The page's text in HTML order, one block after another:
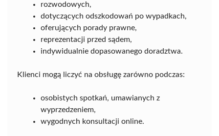
rozwodowych,
dotyczących odszkodowań po wypadkach,
oferujących porady prawne,
reprezentacji przed sądem,
indywidualnie dopasowanego doradztwa.
Klienci mogą liczyć na obsługę zarówno podczas:
osobistych spotkań, umawianych z
wyprzedzeniem,
wygodnych konsultacji online.